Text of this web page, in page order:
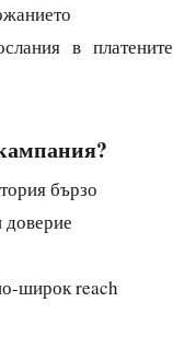
в платените
бързо
доверие
широк reach